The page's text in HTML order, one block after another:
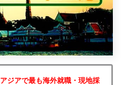
アジアで最も海外就職・現地採